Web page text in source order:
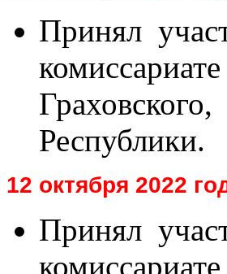
Принял
Республики.
12 октября 2022
Принял